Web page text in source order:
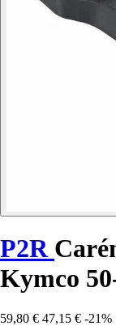
P2R
Kymco
59,80 € 47,15 € -21%